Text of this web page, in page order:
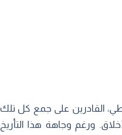
القادرين على جمع كل تلك
ورغم وجاهة هذا التأريخ